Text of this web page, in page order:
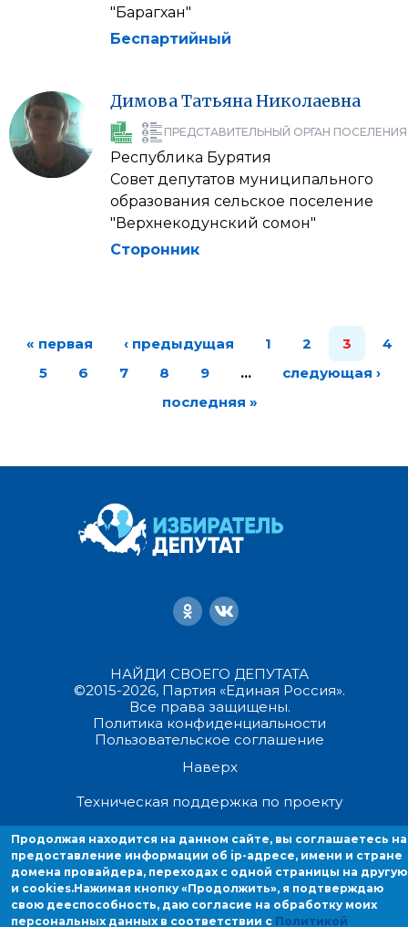
"Барагхан"
Беспартийный
ДимоваТатьянаНиколаевна
ПРЕДСТАВИТЕЛЬНЫЙ ОРГАН ПОСЕЛЕНИЯ
Республика Бурятия
Совет депутатов муниципального
образования сельское поселение
"Верхнекодунский сомон"
Сторонник
« первая ‹ предыдущая 1 2 3
4
5
6 7 8 9 …
следующая ›
последняя »
НАЙДИ СВОЕГО ДЕПУТАТА
©2015-2026, Партия «Единая Россия».
Все права защищены.
Политика конфиденциальности
Пользовательское соглашение
Наверх
Техническая поддержка по проекту
Продолжая находиться на данном сайте, вы соглашаетесь на
предоставление информации об ip-адресе, имени и стране домена
провайдера, переходах с одной страницы на другую и cookies.
Продолжая находится на данном сайте, вы соглашаетесь на
предоставление информации об ip-адресе, имени и стране
домена провайдера, переходах с одной страницы на другую
и cookies.Нажимая кнопку «Продолжить», я подтверждаю
свою дееспособность, даю согласие на обработку моих
персональных данных в соответствии с Политикой